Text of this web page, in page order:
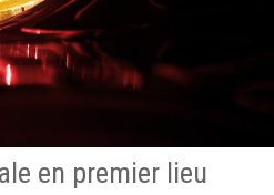
en premier lieu